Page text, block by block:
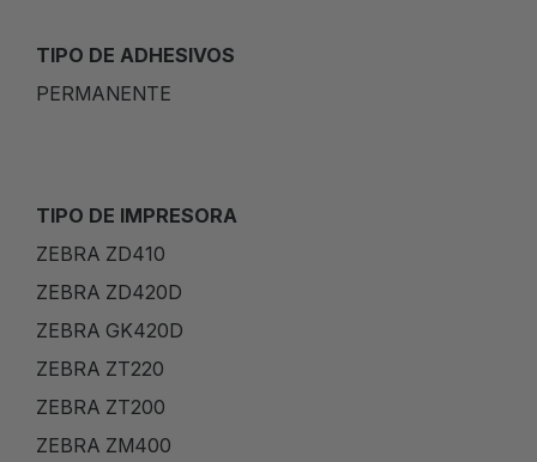
TIPO DE ADHESIVOS
PERMANENTE
TIPO DE IMPRESORA
ZEBRA ZD410
ZEBRA ZD420D
ZEBRA GK420D
ZEBRA ZT220
ZEBRA ZT200
ZEBRA ZM400